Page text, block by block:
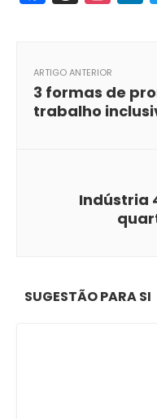
ARTIGO ANTERIOR
3 formas de
trabalho
Indústria
SUGESTÃO PARA SI